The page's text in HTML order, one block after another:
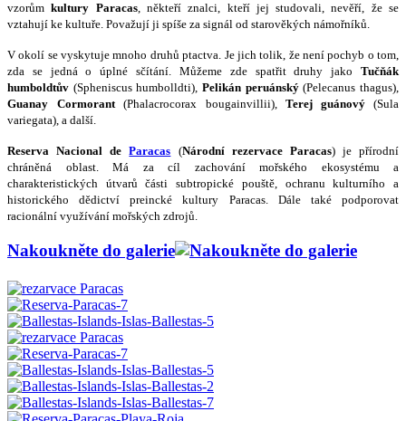
vzorůmkultury Paracas, někteří znalci, kteří jej studovali, nevěří, že se
vztahují ke kultuře. Považují ji spíše za signál od starověkých námořníků.
V okolí se vyskytuje mnoho druhů ptactva. Je jich tolik, že není pochyb o tom,
zda se jedná o úplné sčítání. Můžeme zde spatřit druhy jako Tučňák
humboldtův (Spheniscus humbolldti), Pelikán peruánský(Pelecanus thagus),
Guanay
Cormorant (Phalacrocorax bougainvillii), Terej guánový(Sula
variegata), a další.
Reserva Nacional deParacas (Národní rezervace Paracas) je přírodní
chráněná oblast. Má za cíl zachování mořského ekosystému a
charakteristických útvarů části subtropické pouště, ochranu kulturního a
historického dědictví preincké kultury Paracas. Dále také podporovat
racionální využívání mořských zdrojů.
Nakoukněte do galerie